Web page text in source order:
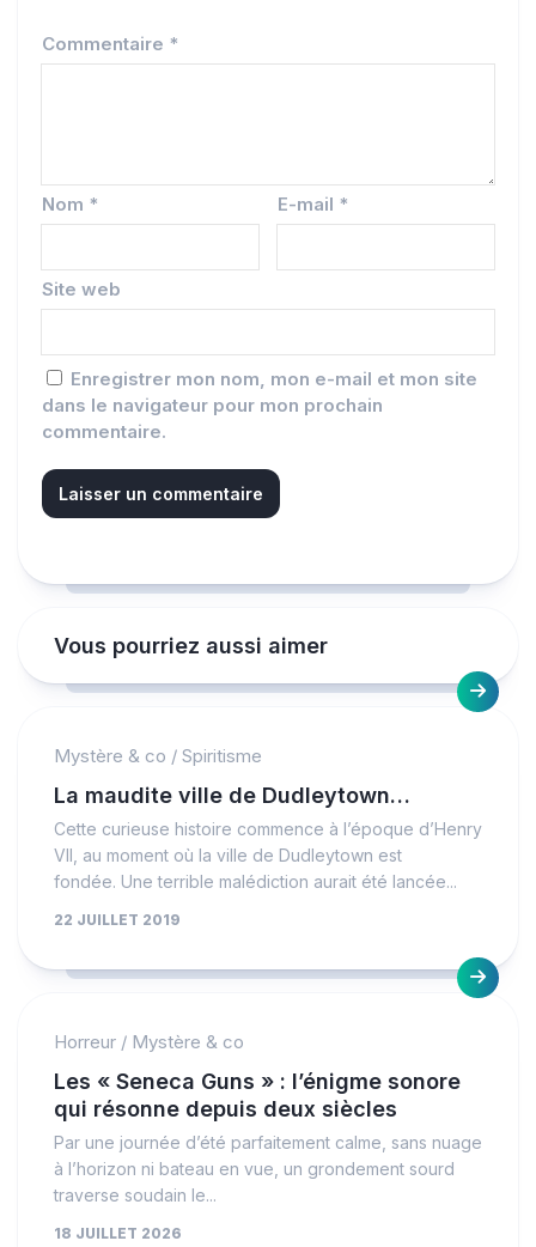
Commentaire *
Nom * E-mail *
Site web
Enregistrer mon nom, mon e-mail et mon site
dans le navigateur pour mon prochain
commentaire.
Vous pourriez aussi aimer
Mystère & co / Spiritisme
La maudite ville de Dudleytown…
Cette curieuse histoire commence à l’époque d’Henry
VII, au moment où la ville de Dudleytown est
fondée. Une terrible malédiction aurait été lancée...
22 JUILLET 2019
Horreur / Mystère & co
Les « Seneca Guns » : l’énigme sonore
qui résonne depuis deux siècles
Par une journée d’été parfaitement calme, sans nuage
à l’horizon ni bateau en vue, un grondement sourd
traverse soudain le...
18 JUILLET 2026